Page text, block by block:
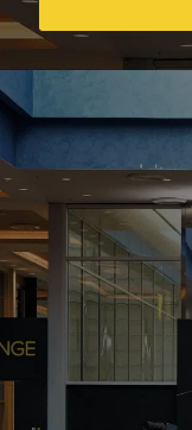
Galata İş
yatırım geldi